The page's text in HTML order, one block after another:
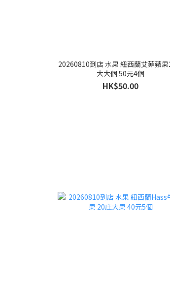
20260810到店 水果 紐西蘭艾菲蘋
大大個 50元4個
HK$50.00